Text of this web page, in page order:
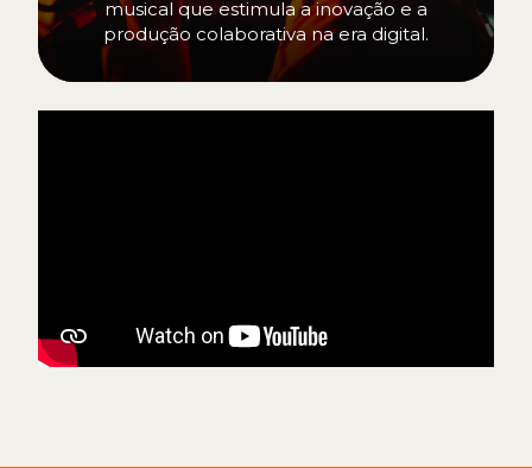
musical que estimula a inovação e a
produção colaborativa na era digital.